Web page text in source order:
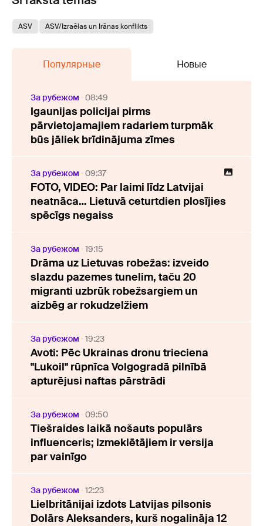
ASV ASV/Izraēlas un Irānas konflikts
Популярные Новые
За рубежом 08:49
Igaunijas policijai pirms
pārvietojamajiem radariem turpmāk
būs jāliek brīdinājuma zīmes
За рубежом 09:37
FOTO, VIDEO: Par laimi līdz Latvijai
neatnāca… Lietuvā ceturtdien plosījies
spēcīgs negaiss
За рубежом 19:15
Drāma uz Lietuvas robežas: izveido
slazdu pazemes tunelim, taču 20
migranti uzbrūk robežsargiem un
aizbēg ar rokudzelžiem
За рубежом 19:23
Avoti: Pēc Ukrainas dronu trieciena
"Lukoil" rūpnīca Volgogradā pilnībā
apturējusi naftas pārstrādi
За рубежом 09:50
Tiešraides laikā nošauts populārs
influenceris; izmeklētājiem ir versija
par vainīgo
За рубежом 12:23
Lielbritānijai izdots Latvijas pilsonis
Dolārs Aleksanders, kurš nogalināja 12